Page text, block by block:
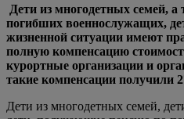
Дети из многодетных семей,
погибших военнослужащих,
жизненной ситуации имеют
полную компенсацию
курортные организации и
такие компенсации получили
Дети из многодетных семей,